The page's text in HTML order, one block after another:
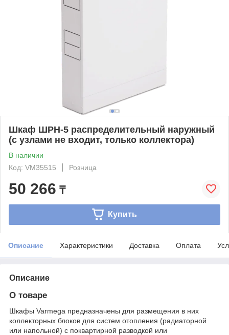
Шкаф ШРН-5 распределительный наружный
(с узлами не входит, только коллектора)
В наличии
Код: VM35515
Розница
50 266 ₸
Купить
Описание Характеристики Доставка Оплата
Описание
О товаре
Шкафы Varmega предназначены для размещения в них
коллекторных блоков для систем отопления (радиаторной
или напольной) с поквартирной разводкой или